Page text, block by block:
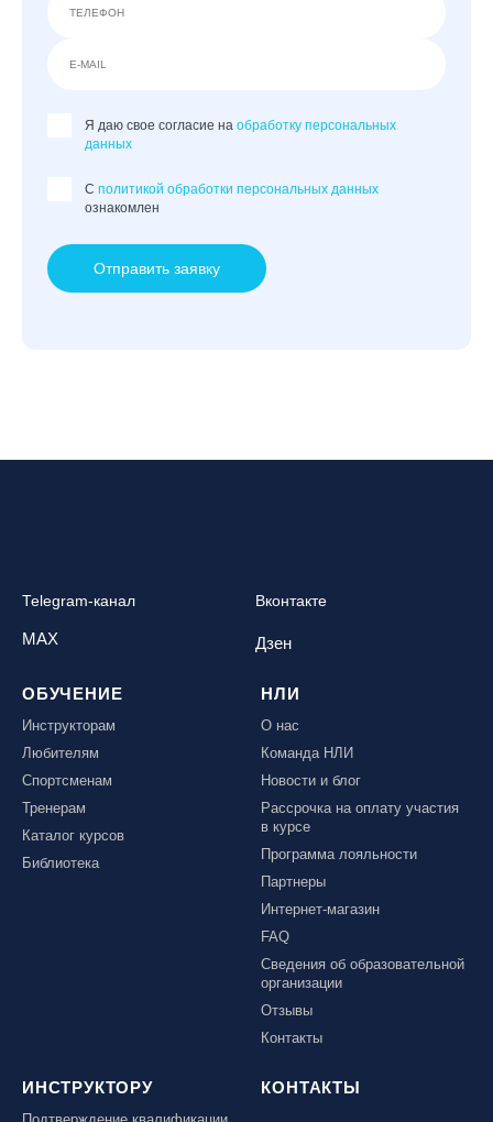
Я даю свое согласие на обработку персональных
данных
C политикой обработки персональных данных
ознакомлен
Отправить заявку
Telegram-канал Вконтакте
MAX Дзен
ОБУЧЕНИЕ
Инструкторам
Любителям
Спортсменам
Тренерам
Каталог курсов
Библиотека
НЛИ
О нас
Команда НЛИ
Новости и блог
Рассрочка на оплату участия
в курсе
Программа лояльности
Партнеры
Интернет-магазин
FAQ
Сведения об образовательной
организации
Отзывы
Контакты
ИНСТРУКТОРУ КОНТАКТЫ